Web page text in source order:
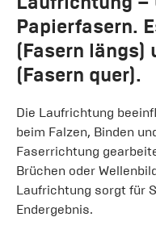
Papierfasern.
(Fasern längs)
(Fasern quer).
Die Laufrichtung
beim Falzen, Binden
Faserrichtung
Brüchen oder
Laufrichtung sorgt für
Endergebnis.